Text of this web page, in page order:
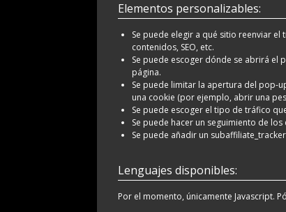
Elementos personalizables:
Se puede elegir a qué sitio reenviar
contenidos, SEO, etc.
Se puede escoger dónde se abrirá el
página.
Se puede limitar la apertura del pop-
una cookie (por ejemplo, abrir una
Se puede escoger el tipo de tráfico
Se puede hacer un seguimiento de
Se puede añadir un
Lenguajes disponibles:
Por el momento, únicamente Javascript.